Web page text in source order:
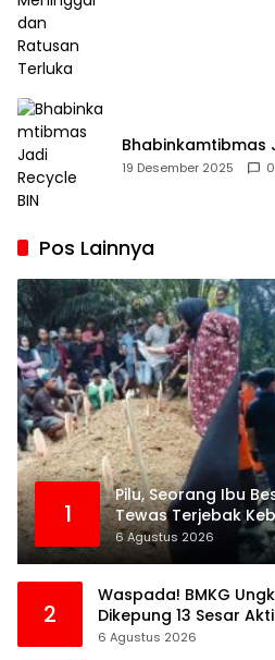
Bhabinkamtibmas
19 Desember 2025 0
Pos Lainnya
1
Pilu, Seorang Ibu
Tewas Terjebak
6 Agustus 2026
2
Waspada! BMKG
Dikepung 13 Sesar
Sudah Terekam
6 Agustus 2026